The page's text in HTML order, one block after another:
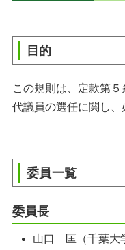
ジャーナル・出
ガイドライン
認定資格
各種手続き
目的
この規則は、定款第
代議員の選任に関し、
委員一覧
委員長
山口 匡（千葉大